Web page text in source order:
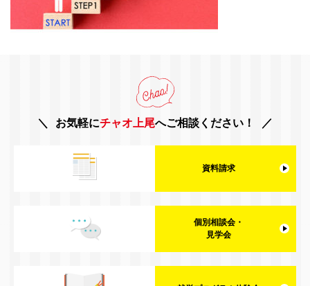
お気軽にチャオ上尾へご相談ください！
資料請求
個別相談会・
見学会